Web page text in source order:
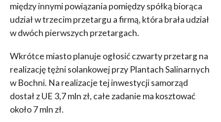
między innymi powiązania pomiędzy spółką biorąca
udział w trzecim przetargu a firmą, która brała udział
w dwóch pierwszych przetargach.
Wkrótce miasto planuje ogłosić czwarty przetarg na
realizację tężni solankowej przy Plantach Salinarnych
w Bochni. Na realizacje tej inwestycji samorząd
dostał z UE 3,7 mln zł, całe zadanie ma kosztować
około 7 mln zł.